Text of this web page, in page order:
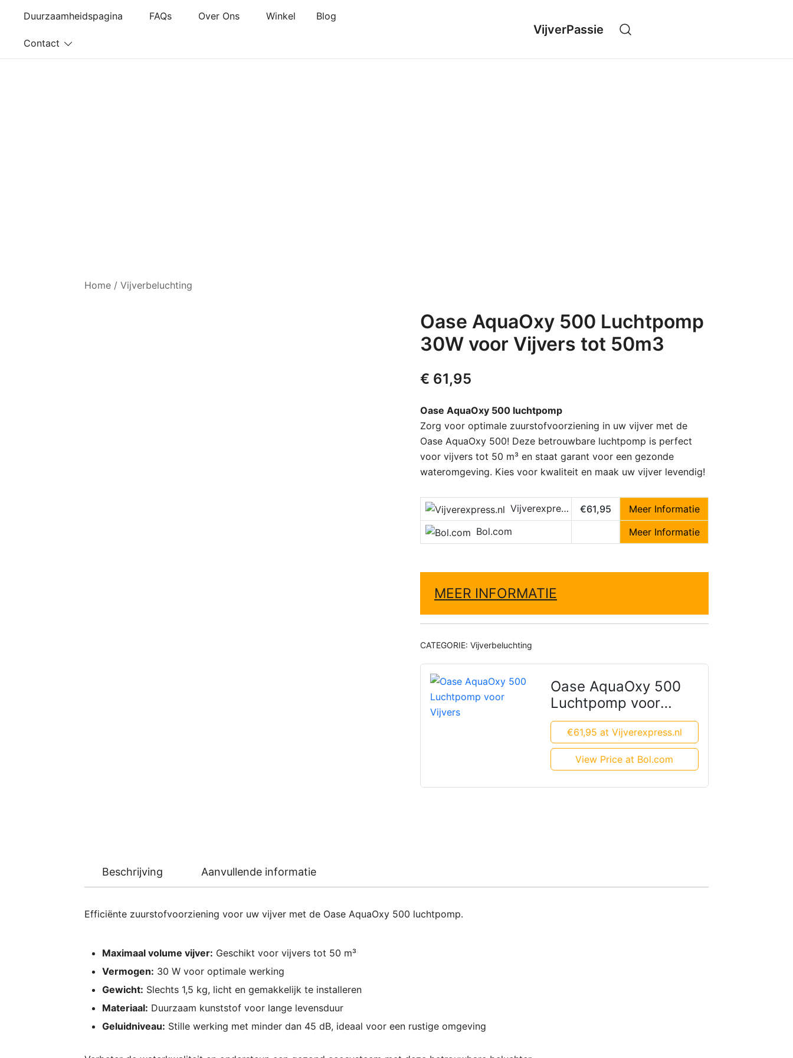
Duurzaamheidspagina FAQs Over Ons Winkel Blog
Contact
VijverPassie
Home / Vijverbeluchting
Oase AquaOxy 500 Luchtpomp
30W voor Vijvers tot 50m3
€ 61,95
Oase AquaOxy 500 luchtpomp
Zorg voor optimale zuurstofvoorziening in uw vijver met de
Oase AquaOxy 500! Deze betrouwbare luchtpomp is perfect
voor vijvers tot 50 m³ en staat garant voor een gezonde
wateromgeving. Kies voor kwaliteit en maak uw vijver levendig!
Vijverexpress.nl €61,95
Meer Informatie
Bol.com
Meer Informatie
MEER INFORMATIE
CATEGORIE: Vijverbeluchting
Oase AquaOxy 500
Luchtpomp voor
Vijvers
€61,95 at Vijverexpress.nl
View Price at Bol.com
Beschrijving Aanvullende informatie
Efficiënte zuurstofvoorziening voor uw vijver met de Oase AquaOxy 500 luchtpomp.
Maximaal volume vijver: Geschikt voor vijvers tot 50 m³
Vermogen: 30 W voor optimale werking
Gewicht: Slechts 1,5 kg, licht en gemakkelijk te installeren
Materiaal: Duurzaam kunststof voor lange levensduur
Geluidniveau: Stille werking met minder dan 45 dB, ideaal voor een rustige omgeving